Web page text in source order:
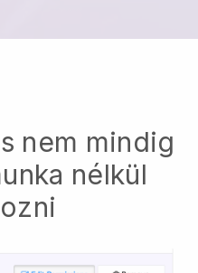
nem mindig
nélkül